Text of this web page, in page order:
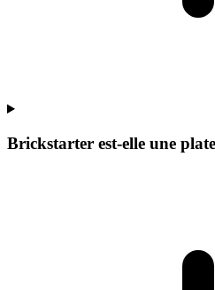
Brickstarter est-elle une